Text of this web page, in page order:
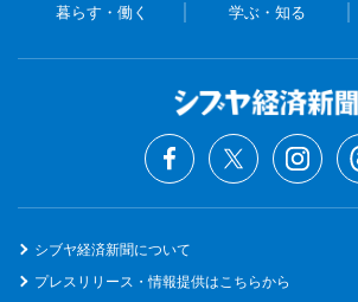
暮らす・働く 学ぶ・知る
シブヤ経済新聞について
プレスリリース・情報提供はこちらから